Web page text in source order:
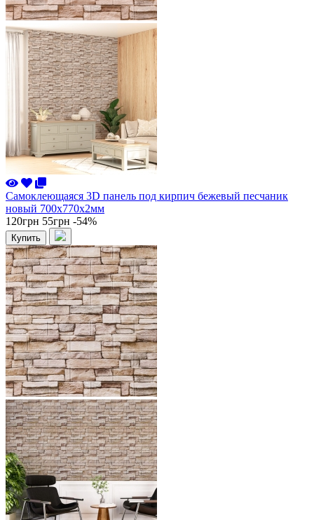
Самоклеющаяся 3D панель под кирпич бежевый песчаник
новый 700x770x2мм
120грн 55грн -54%
Купить